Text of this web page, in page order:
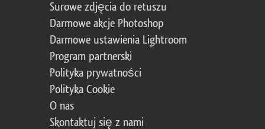
Surowe zdjęcia do retuszu
Darmowe akcje Photoshop
Darmowe ustawienia Lightroom
Program partnerski
Polityka prywatności
Polityka Cookie
O nas
Skontaktuj się z nami